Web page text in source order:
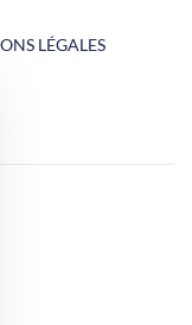
LÉGALES
il